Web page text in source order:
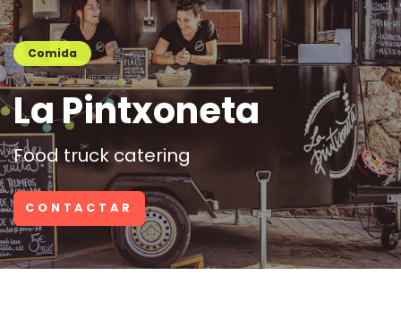
Comida
La Pintxoneta
Food truck catering
CONTACTAR